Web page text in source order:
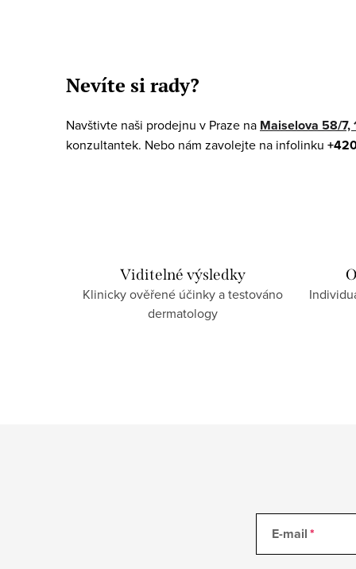
l
á
d
Nevíte si rady?
Navštivte naši prodejnu v Praze na Maiselova 58/7,
konzultantek. Nebo nám zavolejte na infolinku
Viditelné výsledky
Klinicky ověřené účinky a testováno
dermatology
E-mail